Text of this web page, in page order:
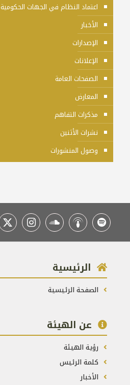
اعتماد النظام في الجهات الحكومية
الأخبار
الإصدارات
الإعلانات
الصفحات العامة
المعارض
مذكرات التفاهم
نشرات الأثنين
وصول المنشورات
الرئيسية
الصفحة الرئيسية
عن الهيئة
رؤية الهيئة
كلمة الرئيس
الأخبار